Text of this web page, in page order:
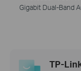
Gigabit Dual-Band
TP-